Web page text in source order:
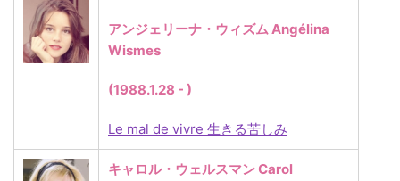
アンジェリーナ・ウィズム Angélina
Wismes
(1988.1.28 - )
Le mal de vivre 生きる苦しみ
キャロル・ウェルスマン Carol